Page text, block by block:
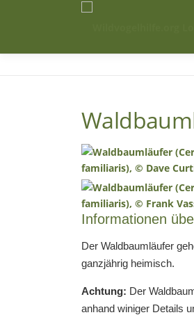
Informationen
Der Waldbaumläufer
ganzjährig heimisch.
Achtung: Der
anhand winiger Details